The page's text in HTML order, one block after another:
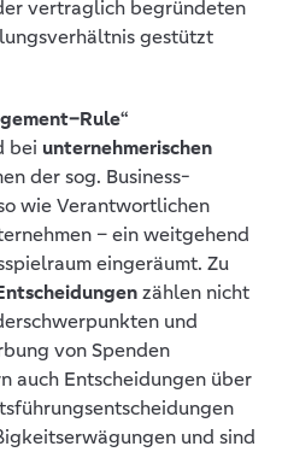
vertraglich begründeten
gestützt
–Rule“
bei unternehmerischen
der sog. Business-
wie Verantwortlichen
– ein weitgehend
eingeräumt. Zu
zählen nicht
und
von Spenden
auch Entscheidungen über
und sind